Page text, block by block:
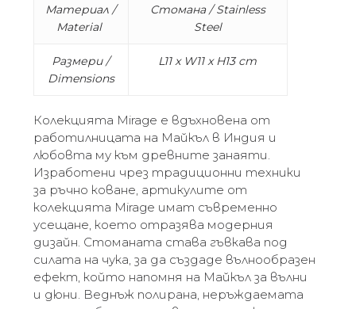
Материал /
Material
Стомана / Stainless
Steel
Размери /
Dimensions
L11 x W11 x H13 cm
Колекцията Mirage е вдъхновена от
работилницата на Майкъл в Индия и
любовта му към древните занаяти.
Изработени чрез традиционни техники
за ръчно коване, артикулите от
колекцията Mirage имат съвременно
усещане, което отразява модерния
дизайн. Стоманата става гъвкава под
силата на чука, за да създаде вълнообразен
ефект, който напомня на Майкъл за вълни
и дюни. Веднъж полирана, неръждаемата